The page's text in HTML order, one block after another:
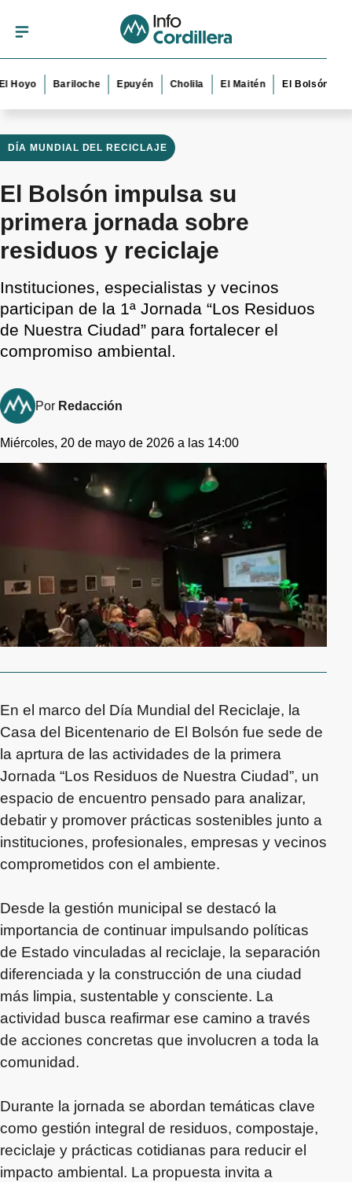
Bariloche Epuyén Cholila El Maitén El Bolsón Esquel
DÍA MUNDIAL DEL RECICLAJE
El Bolsón impulsa su
primera jornada sobre
residuos y reciclaje
Instituciones, especialistas y vecinos
participan de la 1ª Jornada “Los Residuos
de Nuestra Ciudad” para fortalecer el
compromiso ambiental.
Por Redacción
Miércoles, 20 de mayo de 2026 a las 14:00
En el marco del Día Mundial del Reciclaje, la
Casa del Bicentenario de El Bolsón fue sede de
la aprtura de las actividades de la primera
Jornada “Los Residuos de Nuestra Ciudad”, un
espacio de encuentro pensado para analizar,
debatir y promover prácticas sostenibles junto a
instituciones, profesionales, empresas y vecinos
comprometidos con el ambiente.
Desde la gestión municipal se destacó la
importancia de continuar impulsando políticas
de Estado vinculadas al reciclaje, la separación
diferenciada y la construcción de una ciudad
más limpia, sustentable y consciente. La
actividad busca reafirmar ese camino a través
de acciones concretas que involucren a toda la
comunidad.
Durante la jornada se abordan temáticas clave
como gestión integral de residuos, compostaje,
reciclaje y prácticas cotidianas para reducir el
impacto ambiental. La propuesta invita a